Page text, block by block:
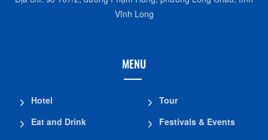
Địa chỉ: số 107/2, đường Phạm Hùng, phường Long Châu, tỉnh
Vĩnh Long
MENU